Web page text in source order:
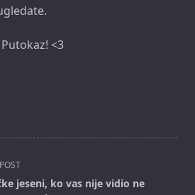
<3
jeseni, ko vas nije vidio ne